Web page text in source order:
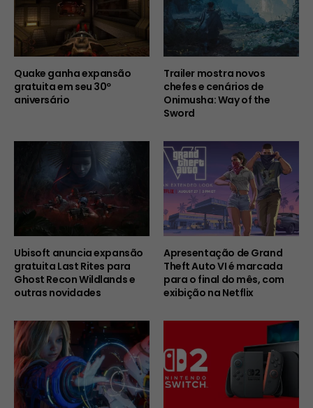
Quake ganha expansão
gratuita em seu 30º
aniversário
Trailer mostra novos
chefes e cenários de
Onimusha: Way of the
Sword
Ubisoft anuncia expansão
gratuita Last Rites para
Ghost Recon Wildlands e
outras novidades
Apresentação de Grand
Theft Auto VI é marcada
para o final do mês, com
exibição na Netflix